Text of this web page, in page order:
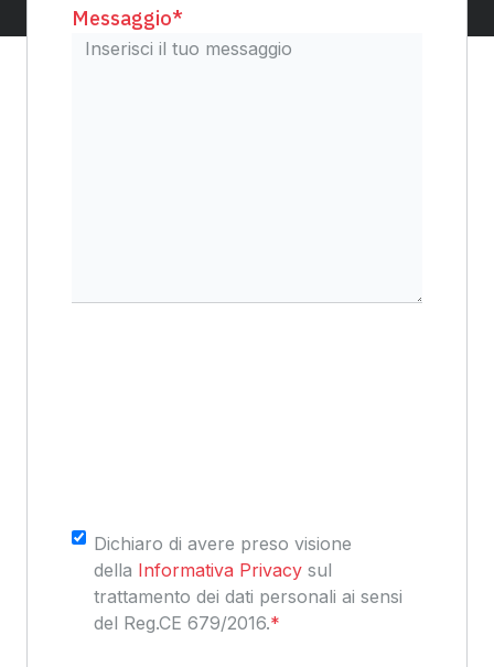
Messaggio*
Consenso*
Dichiaro di avere preso visione
della Informativa Privacy sul
trattamento dei dati personali ai sensi
del Reg.CE 679/2016.*